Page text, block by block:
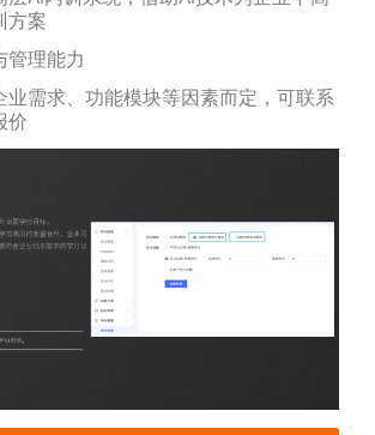
方案
管理能力
业需求、功能模块等因素而定，可联系
价